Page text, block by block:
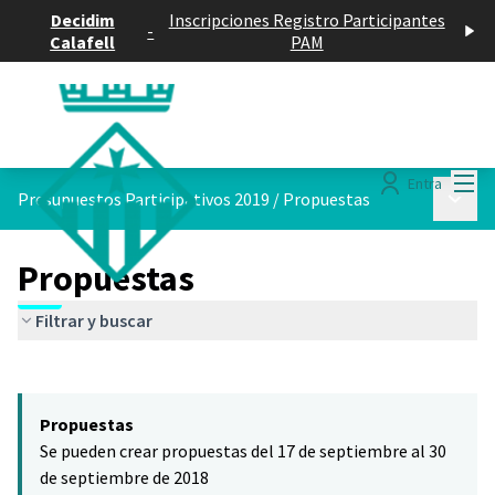
Decidim
Calafell
-
Inscripciones Registro Participantes
PAM
Entra
Presupuestos Participativos 2019 / Propuestas
Propuestas
Filtrar y buscar
−
Propuestas
Se pueden crear propuestas del 17 de septiembre al 30
de septiembre de 2018